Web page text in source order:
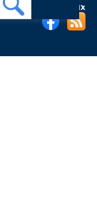
réseaux sociaux